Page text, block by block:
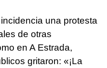
una protesta
de otras
en A Estrada,
gritaron: «¡La